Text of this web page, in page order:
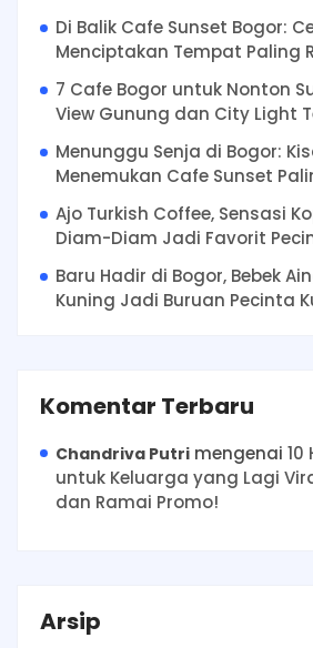
Di Balik Cafe Sunset Bogor:
Menciptakan Tempat Paling
7 Cafe Bogor untuk Nonton
View Gunung dan City Light
Menunggu Senja di Bogor:
Menemukan Cafe Sunset
Ajo Turkish Coffee, Sensasi
Diam-Diam Jadi Favorit
Baru Hadir di Bogor, Bebek
Kuning Jadi Buruan Pecinta
Komentar Terbaru
Chandriva Putri mengenai 10
untuk Keluarga yang Lagi
dan Ramai Promo!
Arsip